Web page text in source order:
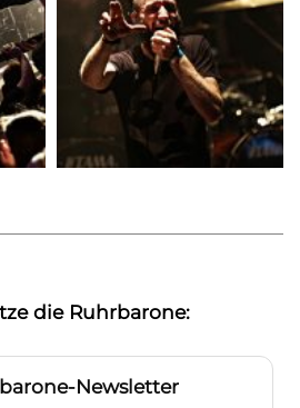
die Ruhrbarone:
Newsletter